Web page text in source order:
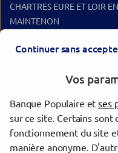
CHARTRES EURE ET LOIR
MAINTENON
EPERNON
Les agences Banque
Chartres
Rambouillet
Dreux
Continuer sans
Vos
Banque Populaire etses
sur ce site. Certains
fonctionnement du site
manière anonyme.